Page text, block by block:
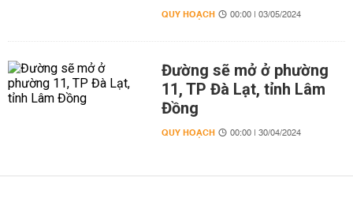
QUY HOẠCH 00:00 | 03/05/2024
Đường sẽ mở ở phường
11, TP Đà Lạt, tỉnh Lâm
Đồng
QUY HOẠCH 00:00 | 30/04/2024